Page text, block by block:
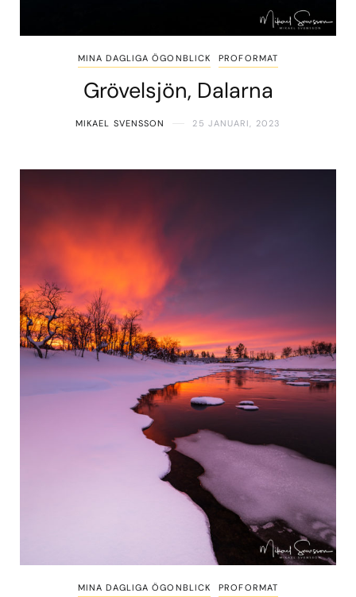
MINA DAGLIGA ÖGONBLICK PROFORMAT
Grövelsjön, Dalarna
MIKAEL SVENSSON 25 JANUARI, 2023
MINA DAGLIGA ÖGONBLICK PROFORMAT